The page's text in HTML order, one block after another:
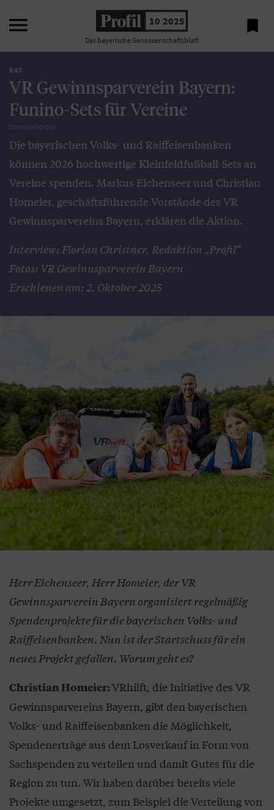
 10 2025
Das bayerische Genossenschaftsblatt

RAT
VR Gewinnsparverein Bayern:
Funino-Sets für Vereine
Die bayerischen Volks- und Raiffeisenbanken
können 2026 hochwertige Kleinfeldfußball-Sets an
Vereine spenden. Markus Eichenseer und Christian
Homeier, geschäftsführende Vorstände des VR
Gewinnsparvereins Bayern, erklären die Aktion.
Interview: Florian Christner, Redaktion „Profil“
Fotos: VR Gewinnsparverein Bayern
Erschienen am: 2. Oktober 2025
Herr Eichenseer, Herr Homeier, der VR
Gewinnsparverein Bayern organisiert regelmäßig
Spendenprojekte für die bayerischen Volks- und
Raiffeisenbanken. Nun ist der Startschuss für ein
neues Projekt gefallen. Worum geht es?
Christian Homeier:VRhilft, die Initiative des VR
Gewinnsparvereins Bayern, gibt den bayerischen
Volks- und Raiffeisenbanken die Möglichkeit,
Spendenerträge aus dem Losverkauf in Form von
Sachspenden zu verteilen und damit Gutes für die
Region zu tun. Wir haben darüber bereits viele
Projekte umgesetzt, zum Beispiel die Verteilung von